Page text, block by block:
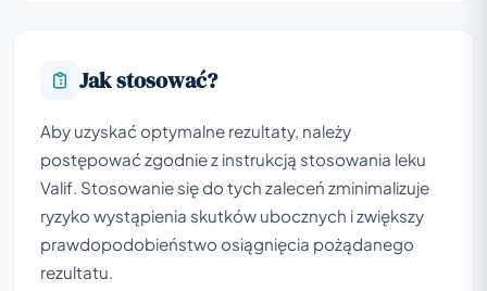
Jak stosować?
Aby uzyskać optymalne rezultaty, należy
postępować zgodnie z instrukcją stosowania leku
Valif. Stosowanie się do tych zaleceń zminimalizuje
ryzyko wystąpienia skutków ubocznych i zwiększy
prawdopodobieństwo osiągnięcia pożądanego
rezultatu.